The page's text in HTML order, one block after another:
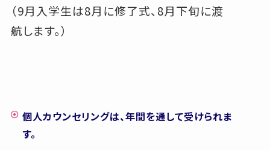
（9月入学生は8月に修了式、8月下旬に渡
航します。）
個人カウンセリングは、年間を通して受けられま
す。